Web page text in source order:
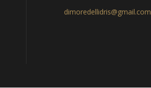
dimoredellidris@gmail.com